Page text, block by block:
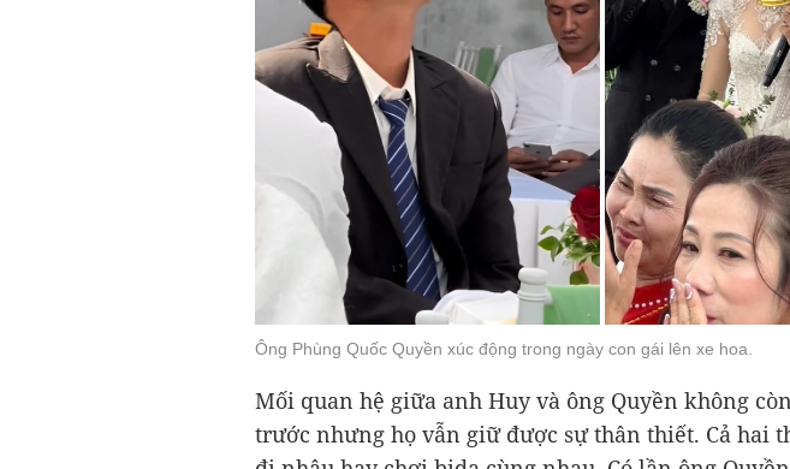
Ông Phùng Quốc Quyền xúc động trong ngày con gái lên xe hoa.
Mối quan hệ giữa anh Huy và ông Quyền không
trước nhưng họ vẫn giữ được sự thân thiết. Cả hai